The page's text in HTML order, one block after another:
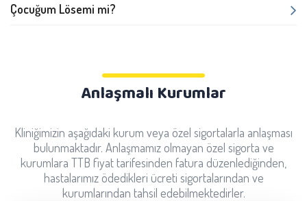
Çocuğum Lösemi mi?
Anlaşmalı Kurumlar
Kliniğimizin aşağıdaki kurum veya özel sigortalarla anlaşması
bulunmaktadır. Anlaşmamız olmayan özel sigorta ve
kurumlara TTB fiyat tarifesinden fatura düzenlediğinden,
hastalarımız ödedikleri ücreti sigortalarından ve
kurumlarından tahsil edebilmektedirler.